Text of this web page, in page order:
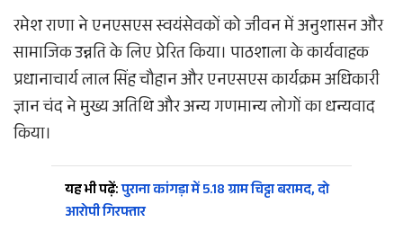
रमेश राणा ने एनएसएस स्वयंसेवकों को जीवन में अनुशासन और
सामाजिक उन्नति के लिए प्रेरित किया। पाठशाला के कार्यवाहक
प्रधानाचार्य लाल सिंह चौहान और एनएसएस कार्यक्रम अधिकारी
ज्ञान चंद ने मुख्य अतिथि और अन्य गणमान्य लोगों का धन्यवाद
किया।
यह भी पढ़ें:पुराना कांगड़ा में 5.18 ग्राम चिट्टा बरामद, दो
आरोपी गिरफ्तार